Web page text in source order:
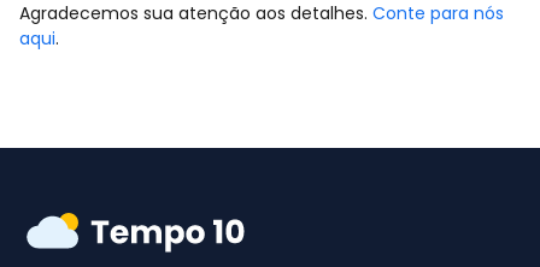
Agradecemos sua atenção aos detalhes. Conte para nós
aqui.